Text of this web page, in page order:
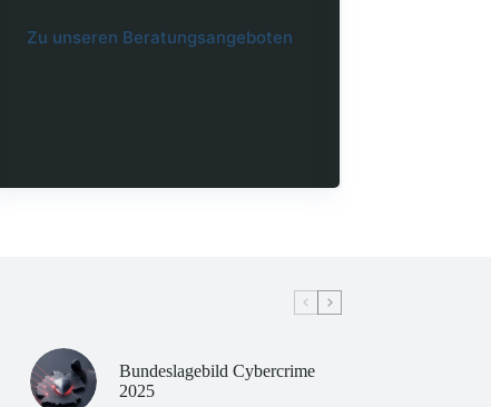
Zu unseren Beratungsangeboten
Bundeslagebild Cybercrime
2025